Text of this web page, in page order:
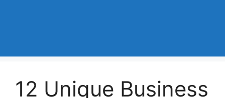
12 Unique Business